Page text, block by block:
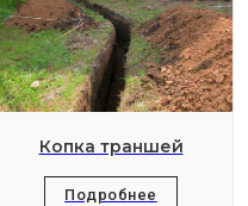
Копка траншей
Подробнее